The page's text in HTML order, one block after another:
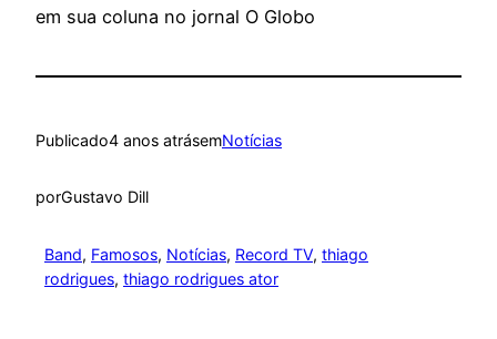
em sua coluna no jornal O Globo
Publicado4 anos atrásemNotícias
porGustavo Dill
Band, Famosos, Notícias, Record TV, thiago
rodrigues, thiago rodrigues ator